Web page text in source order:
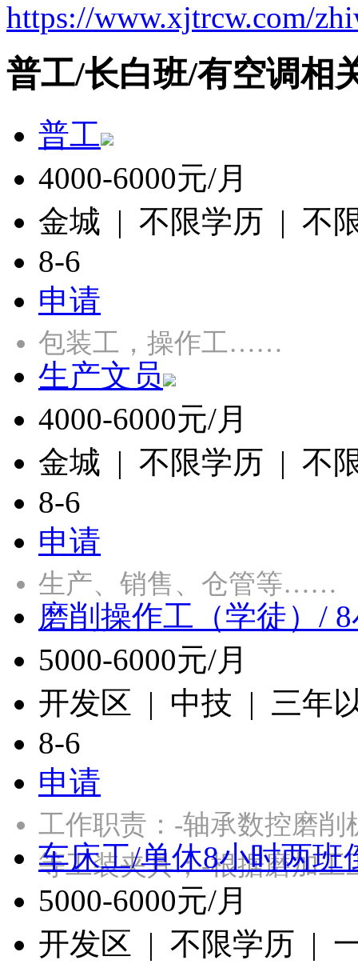
https://www.xjtrcw.com/
普工/长白班/有空调相
普工
4000-6000元/月
金城 | 不限学历 | 不
8-6
申请
包装工，操作工……
生产文员
4000-6000元/月
金城 | 不限学历 | 不
8-6
申请
生产、销售、仓管等……
磨削操作工（学徒）/
5000-6000元/月
开发区 | 中技 | 三年
8-6
申请
工作职责：-轴承数控磨
等工装夹具；-根据磨加
车床工/单休8小时两班
5000-6000元/月
开发区 | 不限学历 |